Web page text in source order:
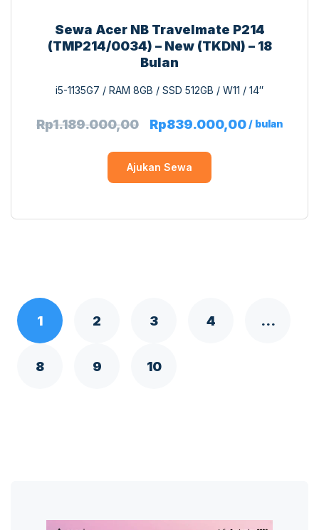
Sewa Acer NB Travelmate P214
(TMP214/0034) – New (TKDN) – 18
Bulan
i5-1135G7 / RAM 8GB / SSD 512GB / W11 / 14″
Rp1.189.000,00 Rp839.000,00 / bulan
Ajukan Sewa
1 2 3 4 …
8 9 10